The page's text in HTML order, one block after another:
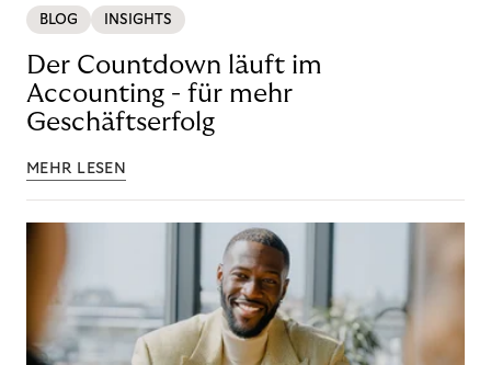
BLOG INSIGHTS
Der Countdown läuft im
Accounting - für mehr
Geschäftserfolg
MEHR LESEN